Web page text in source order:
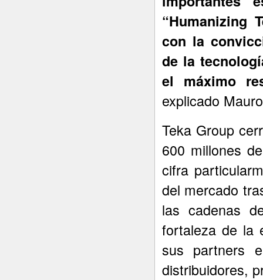
“Humanizing
con la
de la
el máximo
explicado
Teka Group
600 millones
cifra
del mercado
las cadenas
fortaleza de la
sus partners
distribuidores,